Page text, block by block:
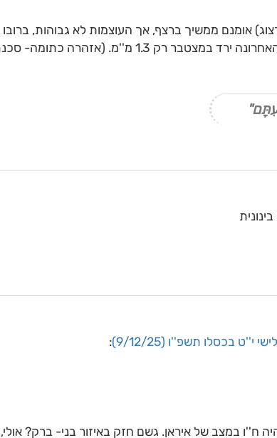
אומנם ממשיך ברצף, אך העוצמות לא גבוהות,
גשם קל בלבד, כך שבמשך השעה האחרונה ירד במצטבר רק 1.3 מ''מ.
י''ט בכסלו תשפ''ו (9/12/25) :
ח''ו במצב של איראן. גשם חזק באיזור בני- ברק?